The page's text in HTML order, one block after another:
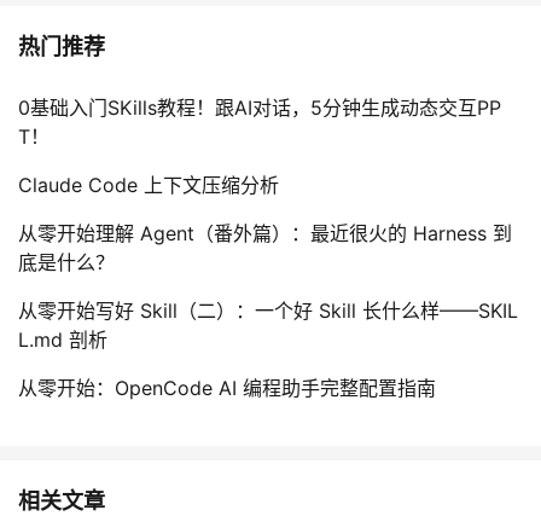
热门推荐
0基础入门SKills教程！跟AI对话，5分钟生成动态交互PP
T！
Claude Code 上下文压缩分析
从零开始理解 Agent（番外篇）：最近很火的 Harness 到
底是什么？
从零开始写好 Skill（二）：一个好 Skill 长什么样——SKIL
L.md 剖析
从零开始：OpenCode AI 编程助手完整配置指南
相关文章